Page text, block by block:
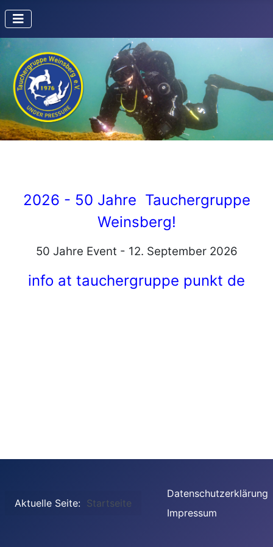
2026 - 50 Jahre Tauchergruppe
Weinsberg!
50 Jahre Event - 12. September 2026
info at tauchergruppe punkt de
Aktuelle Seite: Startseite
Datenschutzerklärung
Impressum